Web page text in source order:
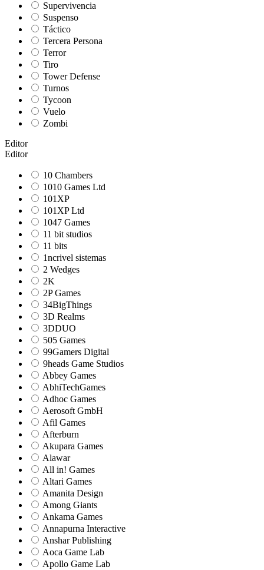
Supervivencia
Suspenso
Táctico
Tercera Persona
Terror
Tiro
Tower Defense
Turnos
Tycoon
Vuelo
Zombi
Editor
Editor
10 Chambers
1010 Games Ltd
101XP
101XP Ltd
1047 Games
11 bit studios
11 bits
1ncrivel sistemas
2 Wedges
2K
2P Games
34BigThings
3D Realms
3DDUO
505 Games
99Gamers Digital
9heads Game Studios
Abbey Games
AbhiTechGames
Adhoc Games
Aerosoft GmbH
Afil Games
Afterburn
Akupara Games
Alawar
All in! Games
Altari Games
Amanita Design
Among Giants
Ankama Games
Annapurna Interactive
Anshar Publishing
Aoca Game Lab
Apollo Game Lab